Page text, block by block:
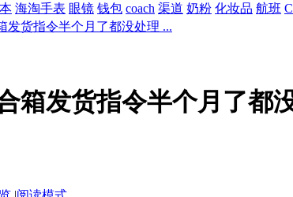
海淘手表 眼镜 钱包 coach 渠道 奶粉 化妆品 航班
发货指令半个月了都没处理 ...
箱发货指令半个月了都